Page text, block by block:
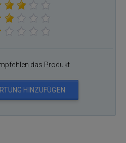
das Produkt
HINZUFÜGEN